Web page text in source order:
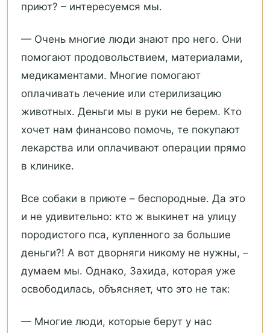
приют? – интересуемся мы.
— Очень многие люди знают про него. Они
помогают продовольствием, материалами,
медикаментами. Многие помогают
оплачивать лечение или стерилизацию
животных. Деньги мы в руки не берем. Кто
хочет нам финансово помочь, те покупают
лекарства или оплачивают операции прямо
в клинике.
Все собаки в приюте – беспородные. Да это
и не удивительно: кто ж выкинет на улицу
породистого пса, купленного за большие
деньги?! А вот дворняги никому не нужны, –
думаем мы. Однако, Захида, которая уже
освободилась, объясняет, что это не так:
— Многие люди, которые берут у нас